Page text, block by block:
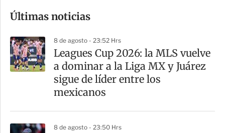
m
a
r
t
Últimas noticias
8 de agosto - 23:52 Hrs
Leagues Cup 2026: la MLS vuelve
a dominar a la Liga MX y Juárez
sigue de líder entre los
mexicanos
8 de agosto - 23:50 Hrs